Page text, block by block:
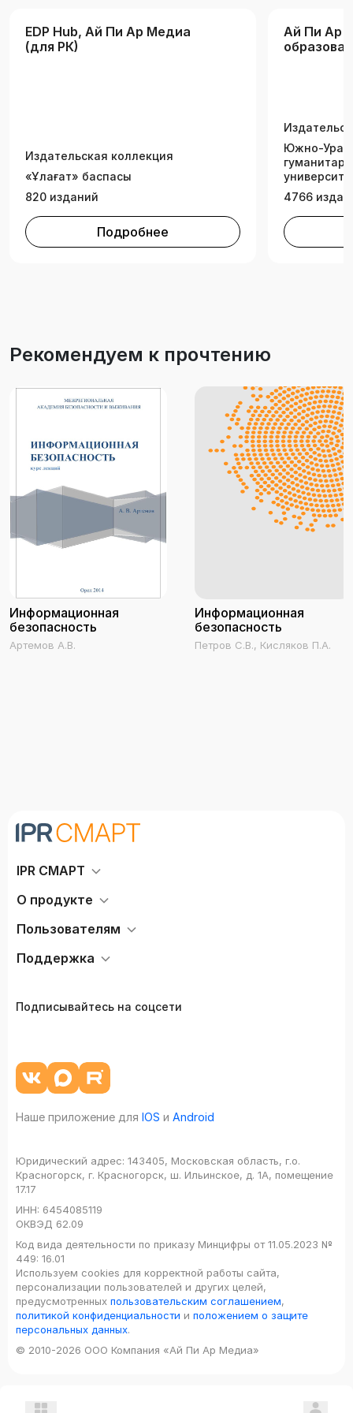
EDP Hub, Ай Пи Ар Медиа
(для РК)
Издательская коллекция
«Ұлағат» баспасы
820 изданий
Подробнее
Ай Пи Ар
Южно-
4766
Рекомендуем к прочтению
Информационная
безопасность
Артемов А.В.
Информационная
безопасность
Петров С.В., Кисляков П.А.
IPR СМАРТ
О продукте
Пользователям
Поддержка
Подписывайтесь на соцсети
Наше приложение для IOS и Android
Юридический адрес: 143405, Московская область, г.о.
Красногорск, г. Красногорск, ш. Ильинское, д. 1А, помещение
17.17
ИНН: 6454085119
ОКВЭД 62.09
Код вида деятельности по приказу Минцифры от 11.05.2023 №
449: 16.01
Используем cookies для корректной работы сайта,
персонализации пользователей и других целей,
предусмотренных пользовательским соглашением,
политикой конфиденциальности и положением о защите
персональных данных.
© 2010-2026 ООО Компания «Ай Пи Ар Медиа»